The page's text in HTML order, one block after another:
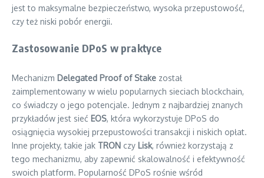
jest to maksymalne bezpieczeństwo, wysoka przepustowość,
czy też niski pobór energii.
Zastosowanie DPoS w praktyce
Mechanizm Delegated Proof of Stake został
zaimplementowany w wielu popularnych sieciach blockchain,
co świadczy o jego potencjale. Jednym z najbardziej znanych
przykładów jest sieć EOS, która wykorzystuje DPoS do
osiągnięcia wysokiej przepustowości transakcji i niskich opłat.
Inne projekty, takie jak TRON czy Lisk, również korzystają z
tego mechanizmu, aby zapewnić skalowalność i efektywność
swoich platform. Popularność DPoS rośnie wśród